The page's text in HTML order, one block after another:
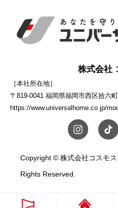
株式会社
［本社所在地］
〒819-0041 福岡県福岡市西区拾六町
https://www.universalhome.co.jp/
Copyright © 株式会社コスモ
Rights Reserved.